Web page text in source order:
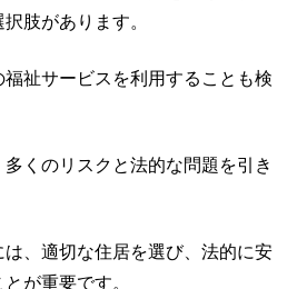
肢があります。
祉サービスを利用することも検
くのリスクと法的な問題を引き
、適切な住居を選び、法的に安
が重要です。